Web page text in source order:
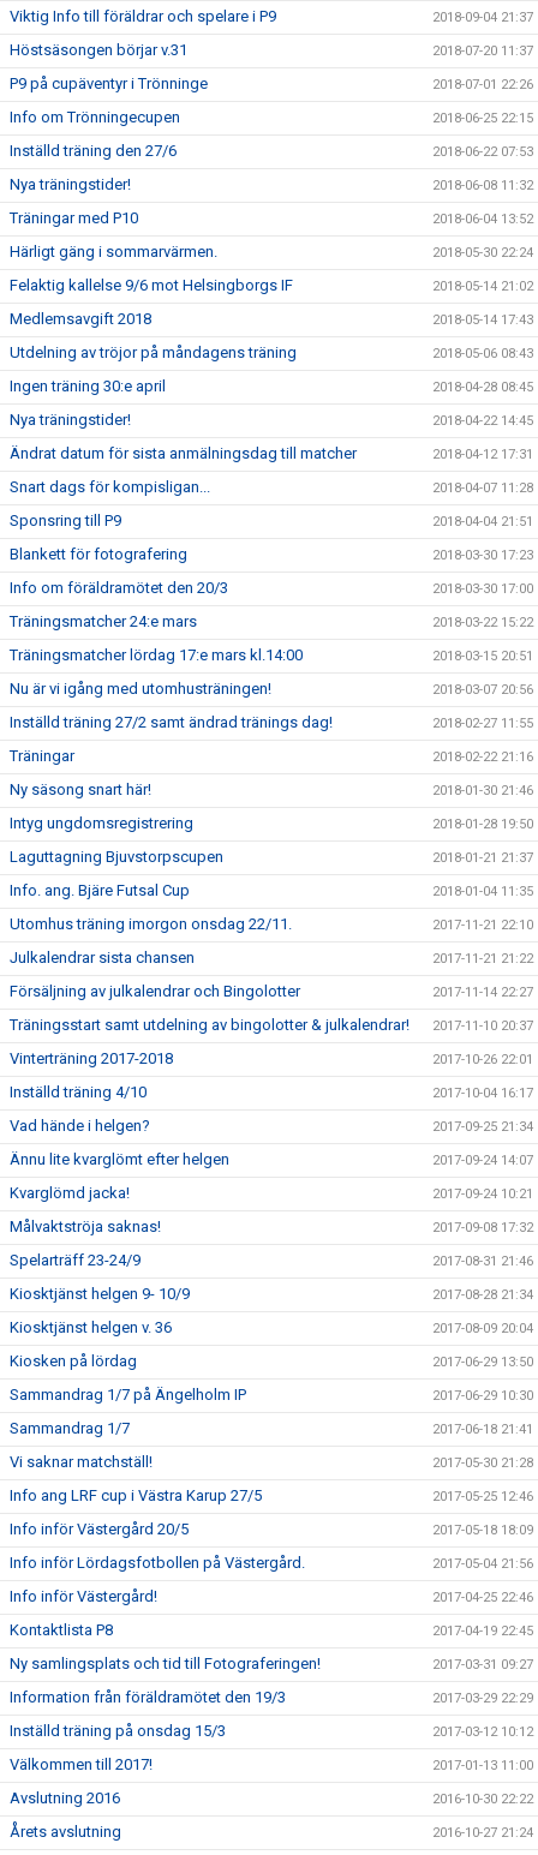
Viktig Info till föräldrar och spelare i P9 2018-09-04 21:37
Höstsäsongen börjar v.31 2018-07-20 11:37
P9 på cupäventyr i Trönninge 2018-07-01 22:26
Info om Trönningecupen 2018-06-25 22:15
Inställd träning den 27/6 2018-06-22 07:53
Nya träningstider! 2018-06-08 11:32
Träningar med P10 2018-06-04 13:52
Härligt gäng i sommarvärmen. 2018-05-30 22:24
Felaktig kallelse 9/6 mot Helsingborgs IF 2018-05-14 21:02
Medlemsavgift 2018 2018-05-14 17:43
Utdelning av tröjor på måndagens träning 2018-05-06 08:43
Ingen träning 30:e april 2018-04-28 08:45
Nya träningstider! 2018-04-22 14:45
Ändrat datum för sista anmälningsdag till matcher 2018-04-12 17:31
Snart dags för kompisligan... 2018-04-07 11:28
Sponsring till P9 2018-04-04 21:51
Blankett för fotografering 2018-03-30 17:23
Info om föräldramötet den 20/3 2018-03-30 17:00
Träningsmatcher 24:e mars 2018-03-22 15:22
Träningsmatcher lördag 17:e mars kl.14:00 2018-03-15 20:51
Nu är vi igång med utomhusträningen! 2018-03-07 20:56
Inställd träning 27/2 samt ändrad tränings dag! 2018-02-27 11:55
Träningar 2018-02-22 21:16
Ny säsong snart här! 2018-01-30 21:46
Intyg ungdomsregistrering 2018-01-28 19:50
Laguttagning Bjuvstorpscupen 2018-01-21 21:37
Info. ang. Bjäre Futsal Cup 2018-01-04 11:35
Utomhus träning imorgon onsdag 22/11. 2017-11-21 22:10
Julkalendrar sista chansen 2017-11-21 21:22
Försäljning av julkalendrar och Bingolotter 2017-11-14 22:27
Träningsstart samt utdelning av bingolotter & julkalendrar! 2017-11-10 20:37
Vinterträning 2017-2018 2017-10-26 22:01
Inställd träning 4/10 2017-10-04 16:17
Vad hände i helgen? 2017-09-25 21:34
Ännu lite kvarglömt efter helgen 2017-09-24 14:07
Kvarglömd jacka! 2017-09-24 10:21
Målvaktströja saknas! 2017-09-08 17:32
Spelarträff 23-24/9 2017-08-31 21:46
Kiosktjänst helgen 9- 10/9 2017-08-28 21:34
Kiosktjänst helgen v. 36 2017-08-09 20:04
Kiosken på lördag 2017-06-29 13:50
Sammandrag 1/7 på Ängelholm IP 2017-06-29 10:30
Sammandrag 1/7 2017-06-18 21:41
Vi saknar matchställ! 2017-05-30 21:28
Info ang LRF cup i Västra Karup 27/5 2017-05-25 12:46
Info inför Västergård 20/5 2017-05-18 18:09
Info inför Lördagsfotbollen på Västergård. 2017-05-04 21:56
Info inför Västergård! 2017-04-25 22:46
Kontaktlista P8 2017-04-19 22:45
Ny samlingsplats och tid till Fotograferingen! 2017-03-31 09:27
Information från föräldramötet den 19/3 2017-03-29 22:29
Inställd träning på onsdag 15/3 2017-03-12 10:12
Välkommen till 2017! 2017-01-13 11:00
Avslutning 2016 2016-10-30 22:22
Årets avslutning 2016-10-27 21:24